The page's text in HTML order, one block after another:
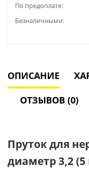
По предоплате:
Безналичными:
ОПИСАНИЕ
ОТЗЫВОВ (0)
Пруток для
диаметр 3,2 (5